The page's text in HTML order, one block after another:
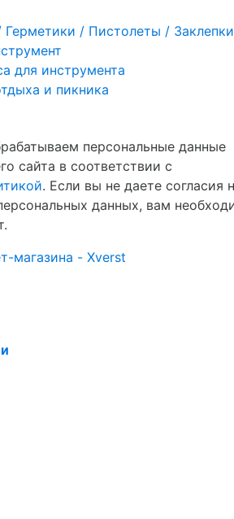
/ Пистолеты / Заклепки
для инструмента
и пикника
персональные данные
сайта в соответствии с
. Если вы не даете согласия
данных, вам
магазина - Xverst